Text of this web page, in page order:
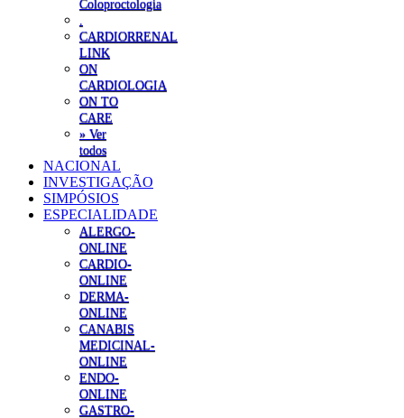
Coloproctologia
CARDIORRENAL
LINK
ON
CARDIOLOGIA
ON TO
CARE
» Ver
todos
NACIONAL
INVESTIGAÇÃO
SIMPÓSIOS
ESPECIALIDADE
ALERGO-
ONLINE
CARDIO-
ONLINE
DERMA-
ONLINE
CANABIS
MEDICINAL-
ONLINE
ENDO-
ONLINE
GASTRO-